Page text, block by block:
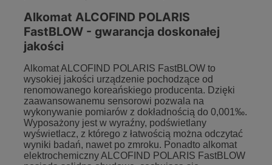
Alkomat ALCOFIND POLARIS
FastBLOW - gwarancja doskonałej
jakości
Alkomat ALCOFIND POLARIS FastBLOW to
wysokiej jakości urządzenie pochodzące od
renomowanego koreańskiego producenta. Dzięki
zaawansowanemu sensorowi pozwala na
wykonywanie pomiarów z dokładnością do 0,001‰.
Wyposażony jest w wyraźny, podświetlany
wyświetlacz, z którego z łatwością można odczytać
wyniki badań, nawet po zmroku. Ponadto alkomat
elektrochemiczny ALCOFIND POLARIS FastBLOW